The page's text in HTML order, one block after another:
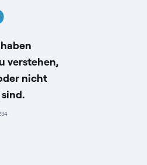
verstehen,
nicht